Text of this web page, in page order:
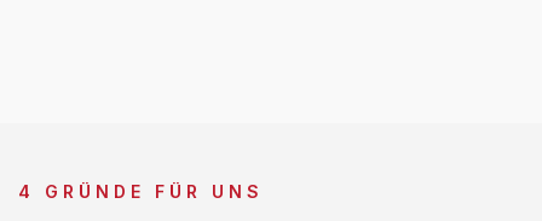
4 GRÜNDE FÜR UNS